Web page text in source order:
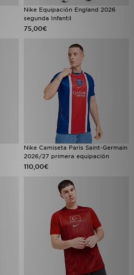
Nike Equipación England 2026
segunda Infantil
75,00€
Nike Camiseta Paris Saint-Germain
2026/27 primera equipación
110,00€